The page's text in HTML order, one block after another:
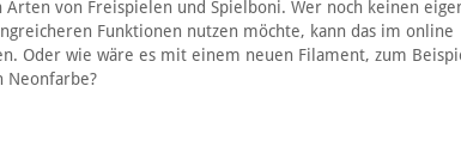
von Freispielen und Spielboni. Wer noch keinen
Funktionen nutzen möchte, kann das im online
Oder wie wäre es mit einem neuen Filament, zum
Neonfarbe?